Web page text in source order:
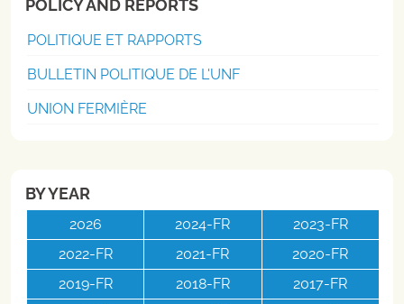
POLICY AND REPORTS
POLITIQUE ET RAPPORTS
BULLETIN POLITIQUE DE L'UNF
UNION FERMIÈRE
BY YEAR
2026 2024-FR
2023-FR
2022-FR
2021-FR
2020-FR
2019-FR
2018-FR
2017-FR